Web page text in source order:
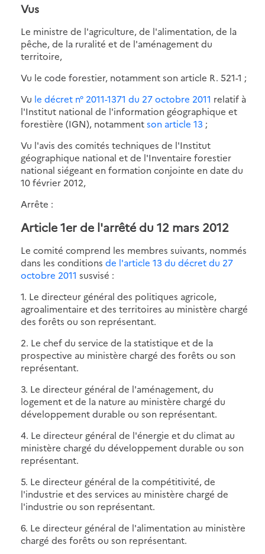
Vus
Le ministre de l'agriculture, de l'alimentation, de la
pêche, de la ruralité et de l'aménagement du
territoire,
Vu le code forestier, notamment son article R. 521-1 ;
Vu le décret n° 2011-1371 du 27 octobre 2011 relatif à
l'Institut national de l'information géographique et
forestière (IGN), notammentson article 13 ;
Vu l'avis des comités techniques de l'Institut
géographique national et de l'Inventaire forestier
national siégeant en formation conjointe en date du
10 février 2012,
Arrête :
Article 1er de l'arrêté du 12 mars 2012
Le comité comprend les membres suivants, nommés
dans les conditions de l'article 13 du décret du 27
octobre 2011 susvisé :
1. Le directeur général des politiques agricole,
agroalimentaire et des territoires au ministère chargé
des forêts ou son représentant.
2. Le chef du service de la statistique et de la
prospective au ministère chargé des forêts ou son
représentant.
3. Le directeur général de l'aménagement, du
logement et de la nature au ministère chargé du
développement durable ou son représentant.
4. Le directeur général de l'énergie et du climat au
ministère chargé du développement durable ou son
représentant.
5. Le directeur général de la compétitivité, de
l'industrie et des services au ministère chargé de
l'industrie ou son représentant.
6. Le directeur général de l'alimentation au ministère
chargé des forêts ou son représentant.